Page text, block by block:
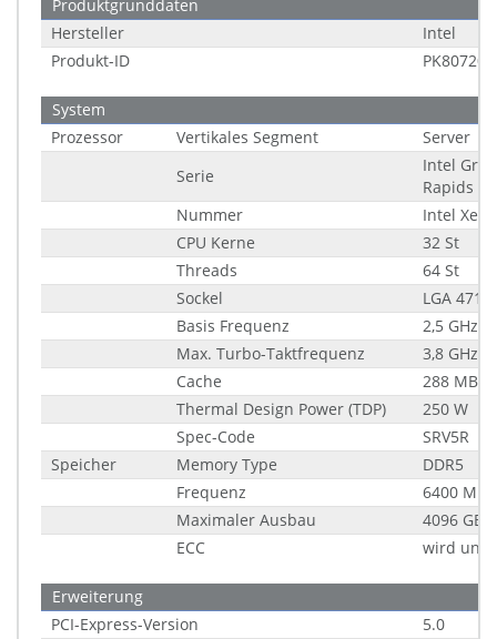
Produktgrunddaten
Hersteller
Intel
Produkt-ID
System
Prozessor
Vertikales Segment
Server
Serie
Intel
Rapids
Nummer
Intel
CPU Kerne
32 St
Threads
64 St
Sockel
LGA 4710
Basis Frequenz
2,5 GHz
Max. Turbo-Taktfrequenz
3,8 GHz
Cache
288 MB
Thermal Design Power (TDP)
250 W
Spec-Code
SRV5R
Speicher
Memory Type
DDR5
Frequenz
6400 MHz
Maximaler Ausbau
4096 GB
ECC
wird
Erweiterung
PCI-Express-Version
5.0